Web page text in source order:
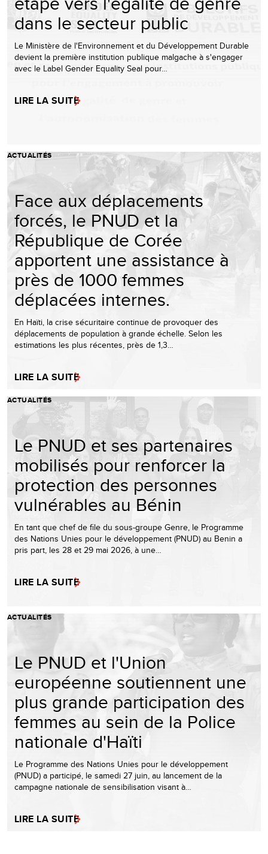
dans le secteur public
Le Ministère de l'Environnement et du Développement Durable
devient la première institution publique malgache à s'engager
avec le Label Gender Equality Seal pour…
LIRE LA SUITE
ACTUALITÉS
Face aux déplacements
forcés, le PNUD et la
République de Corée
apportent une assistance à
près de 1000 femmes
déplacées internes.
En Haïti, la crise sécuritaire continue de provoquer des
déplacements de population à grande échelle. Selon les
estimations les plus récentes, près de 1,3…
LIRE LA SUITE
ACTUALITÉS
Le PNUD et ses partenaires
mobilisés pour renforcer la
protection des personnes
vulnérables au Bénin
En tant que chef de file du sous-groupe Genre, le Programme
des Nations Unies pour le développement (PNUD) au Benin a
pris part, les 28 et 29 mai 2026, à une…
LIRE LA SUITE
ACTUALITÉS
Le PNUD et l'Union
européenne soutiennent une
plus grande participation des
femmes au sein de la Police
nationale d'Haïti
Le Programme des Nations Unies pour le développement
(PNUD) a participé, le samedi 27 juin, au lancement de la
campagne nationale de sensibilisation visant à…
LIRE LA SUITE